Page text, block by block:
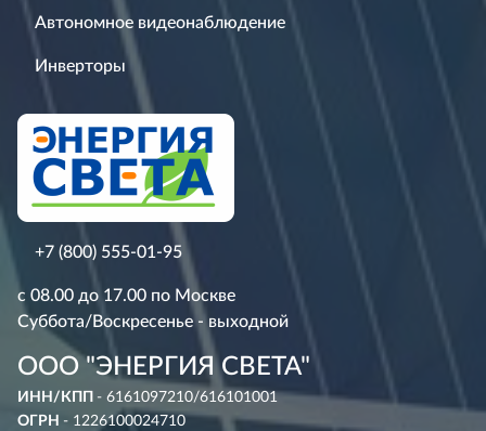
Автономное видеонаблюдение
Инверторы
+7 (800) 555-01-95
с 08.00 до 17.00 по Москве
Суббота/Воскресенье - выходной
ООО "ЭНЕРГИЯ СВЕТА"
ИНН/КПП - 6161097210/616101001
ОГРН - 1226100024710